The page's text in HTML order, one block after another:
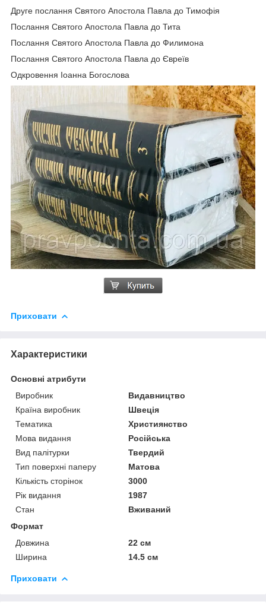
Друге послання Святого Апостола Павла до Тимофія
Послання Святого Апостола Павла до Тита
Послання Святого Апостола Павла до Филимона
Послання Святого Апостола Павла до Євреїв
Одкровення Іоанна Богослова
Приховати
Характеристики
Основні атрибути
Виробник
Видавництво
Країна виробник
Швеція
Тематика
Християнство
Мова видання
Російська
Вид палітурки
Твердий
Тип поверхні паперу
Матова
Кількість сторінок
3000
Рік видання
1987
Стан
Вживаний
Формат
Довжина
22 см
Ширина
14.5 см
Приховати